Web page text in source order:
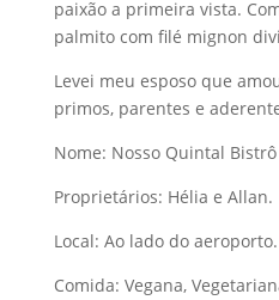
paixão a primeira vista.
palmito com filé mignon
Levei meu esposo que
primos, parentes e
Nome: Nosso Quintal Bistrô
Proprietários: Hélia e Allan.
Local: Ao lado do aeroporto.
Comida: Vegana,